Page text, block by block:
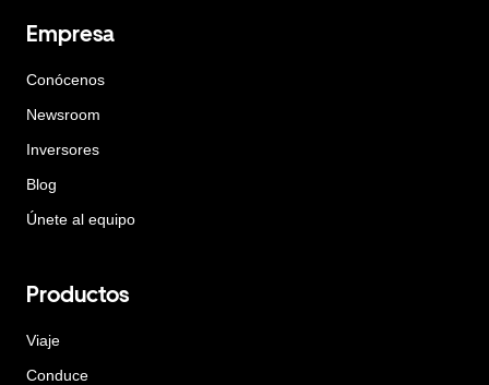
Empresa
Conócenos
Newsroom
Inversores
Blog
Únete al equipo
Productos
Viaje
Conduce